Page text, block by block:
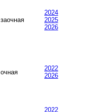
заочная
2024
2025
2026
очная
2022
2026
2022